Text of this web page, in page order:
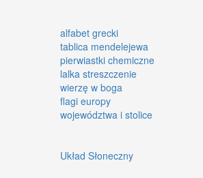
alfabet grecki
tablica mendelejewa
pierwiastki chemiczne
lalka streszczenie
wierzę w boga
flagi europy
województwa i stolice
Układ Słoneczny